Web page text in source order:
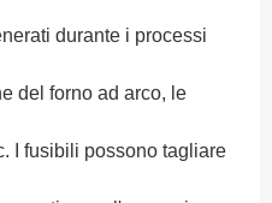
durante i processi
del forno ad arco, le
I fusibili possono tagliare